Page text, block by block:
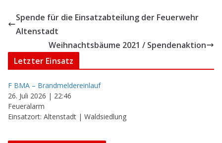
Spende für die Einsatzabteilung der Feuerwehr
Altenstadt
Weihnachtsbäume 2021 / Spendenaktion
Letzter Einsatz
F BMA – Brandmeldereinlauf
26. Juli 2026 | 22:46
Feueralarm
Einsatzort: Altenstadt | Waldsiedlung